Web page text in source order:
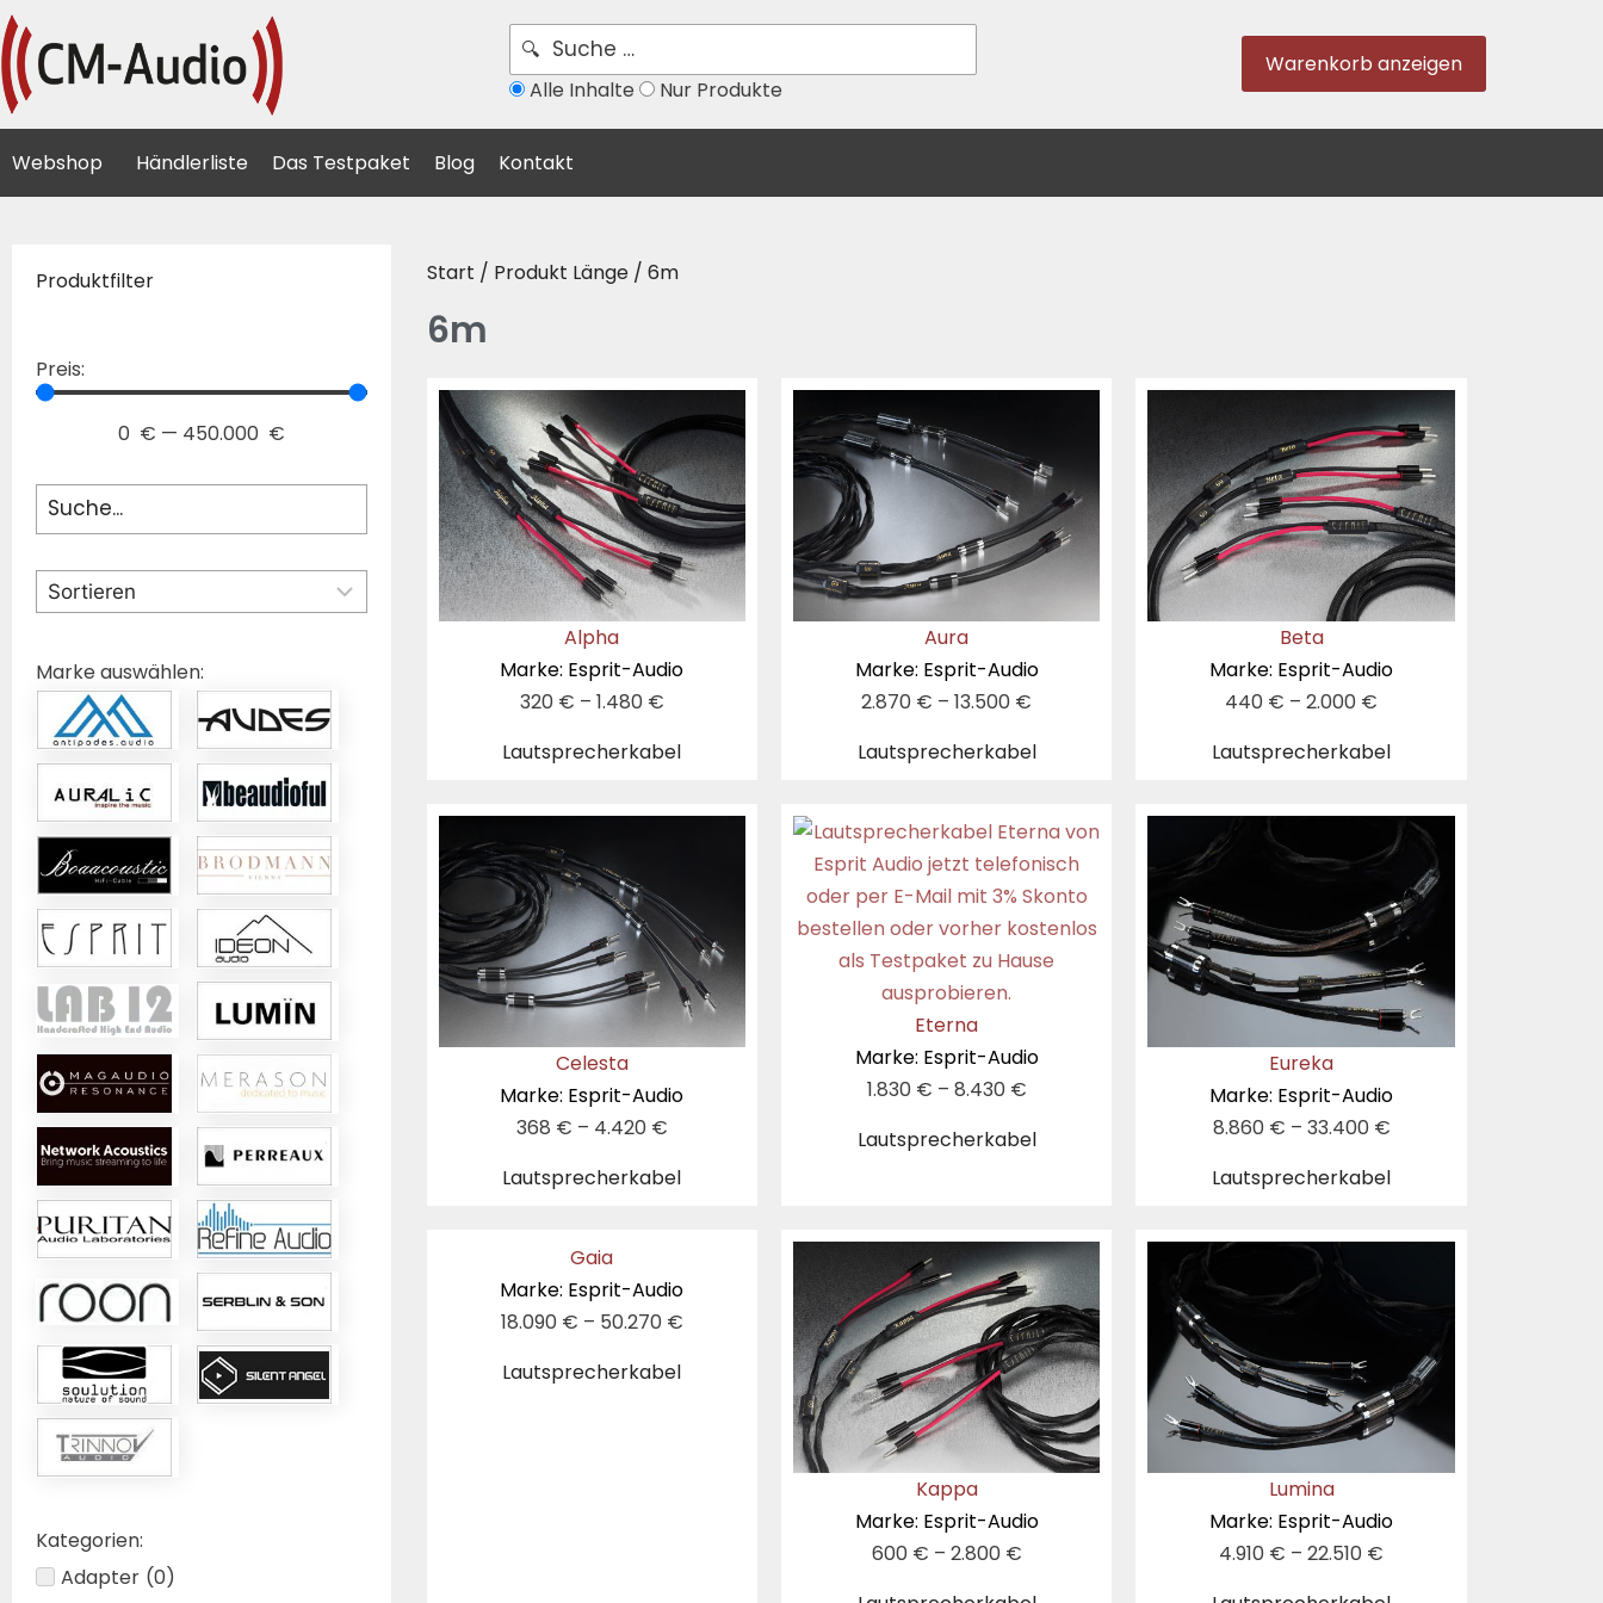
Alle Inhalte Nur Produkte
Warenkorb anzeigen
Webshop Händlerliste Das Testpaket Blog Kontakt
Produktfilter
Preis:
0 € — 450.000 €
Marke auswählen:
Kategorien:
Adapter (0)
Start / Produkt Länge / 6m
6m
Lautsprecherkabel
Alpha
Marke: Esprit-Audio
320 € – 1.480 €
Lautsprecherkabel
Aura
Marke: Esprit-Audio
2.870 € –13.500 €
Lautsprecherkabel
Beta
Marke: Esprit-Audio
440 € –2.000 €
Lautsprecherkabel
Celesta
Marke: Esprit-Audio
368 € – 4.420 € Lautsprecherkabel
Eterna
Marke: Esprit-Audio
1.830 € – 8.430 €
Lautsprecherkabel
Eureka
Marke: Esprit-Audio
8.860 € – 33.400 €
Lautsprecherkabel
Gaia
Marke: Esprit-Audio
18.090 € – 50.270 €
Kappa
Marke: Esprit-Audio
600 € – 2.800 €
Lumina
Marke: Esprit-Audio
4.910 € –22.510 €